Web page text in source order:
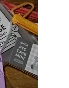
くのが難とい
度が悪く却
けど